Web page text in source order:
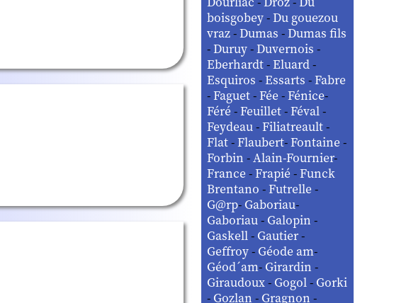
boisgobey-Du gouezou
vraz-Dumas-Dumas fils
-Duruy-Duvernois-
Eberhardt-Eluard-
Esquiros-Essarts-Fabre
-Faguet-Fée-Fénice-
Féré-Feuillet-Féval-
Feydeau-Filiatreault-
Flat-Flaubert-Fontaine-
Forbin-Alain-Fournier-
France-Frapié-Funck
Brentano-Futrelle-
G@rp- Gaboriau-
Gaboriau- Galopin-
Gaskell- Gautier-
Geffroy- Géode am-
Géod´am- Girardin-
Giraudoux- Gogol- Gorki
- Gozlan- Gragnon-